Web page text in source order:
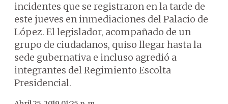
incidentes que se registraron en la tarde de
este jueves en inmediaciones del Palacio de
López. El legislador, acompañado de un
grupo de ciudadanos, quiso llegar hasta la
sede gubernativa e incluso agredió a
integrantes del Regimiento Escolta
Presidencial.